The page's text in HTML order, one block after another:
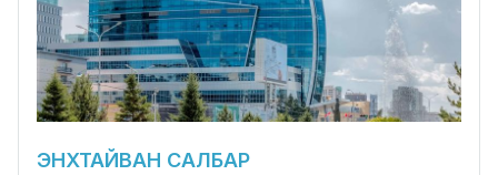
ЭНХТАЙВАН САЛБАР